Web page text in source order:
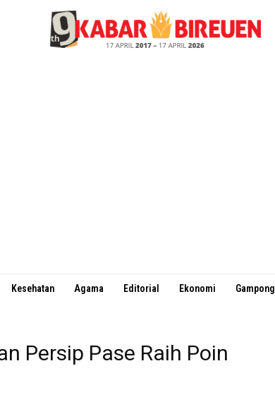
Kesehatan Agama Editorial Ekonomi Gampong
Persip Pase Raih Poin